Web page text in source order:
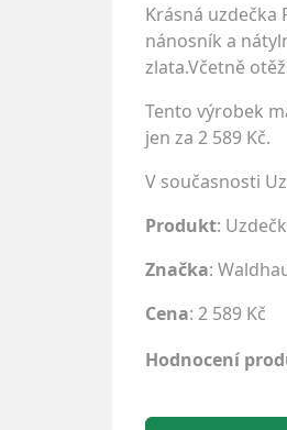
Krásná
nánosník a
zlata.Včetně
Tento výrobek
jen za 2 589 Kč.
V současnosti
Produkt:
Značka:
Cena: 2 589 Kč
Hodnocení